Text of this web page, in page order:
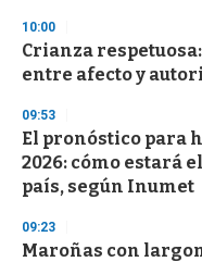
s
e
c
o
d
s
10:00
Crianza
entre afecto y
09:53
El pronóstico para
2026: cómo estará
país, según Inumet
09:23
Maroñas con